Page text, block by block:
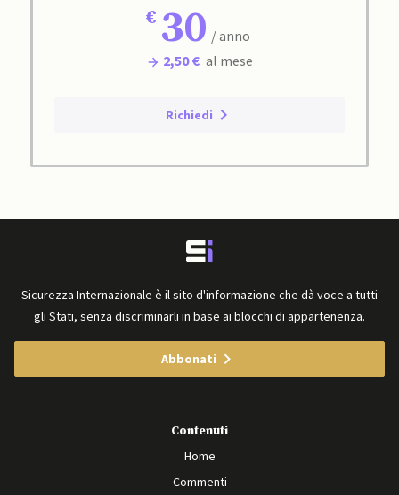
30 / anno
2,50 € al mese
Richiedi
Sicurezza Internazionale è il sito d'informazione che dà voce a tutti
gli Stati, senza discriminarli in base ai blocchi di appartenenza.
Abbonati
Contenuti
Home
Commenti